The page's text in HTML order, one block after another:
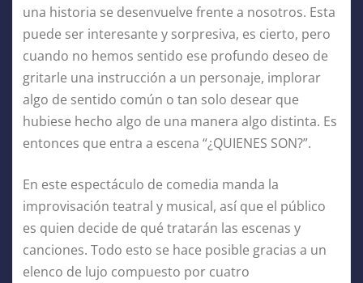
una historia se desenvuelve frente a nosotros. Esta
puede ser interesante y sorpresiva, es cierto, pero
cuando no hemos sentido ese profundo deseo de
gritarle una instrucción a un personaje, implorar
algo de sentido común o tan solo desear que
hubiese hecho algo de una manera algo distinta. Es
entonces que entra a escena “¿QUIENES SON?”.
En este espectáculo de comedia manda la
improvisación teatral y musical, así que el público
es quien decide de qué tratarán las escenas y
canciones. Todo esto se hace posible gracias a un
elenco de lujo compuesto por cuatro